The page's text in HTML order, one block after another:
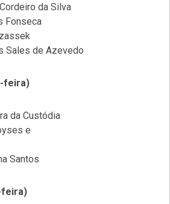
da Silva
Fonseca
Sales de Azevedo
feira)
da Custódia
e
Santos
feira)